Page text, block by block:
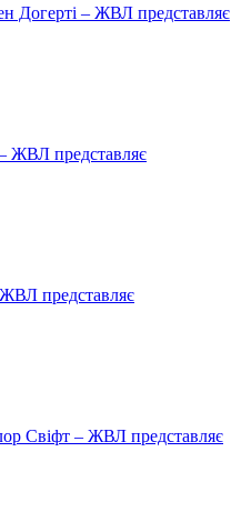
Догерті – ЖВЛ представляє
ЖВЛ представляє
представляє
Свіфт – ЖВЛ представляє